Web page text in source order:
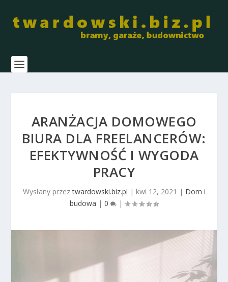
ARANŻACJA DOMOWEGO
BIURA DLA FREELANCERÓW:
EFEKTYWNOŚĆ I WYGODA
PRACY
Wysłany przeztwardowski.biz.pl | kwi 12, 2021 | Dom i
budowa | 0 |